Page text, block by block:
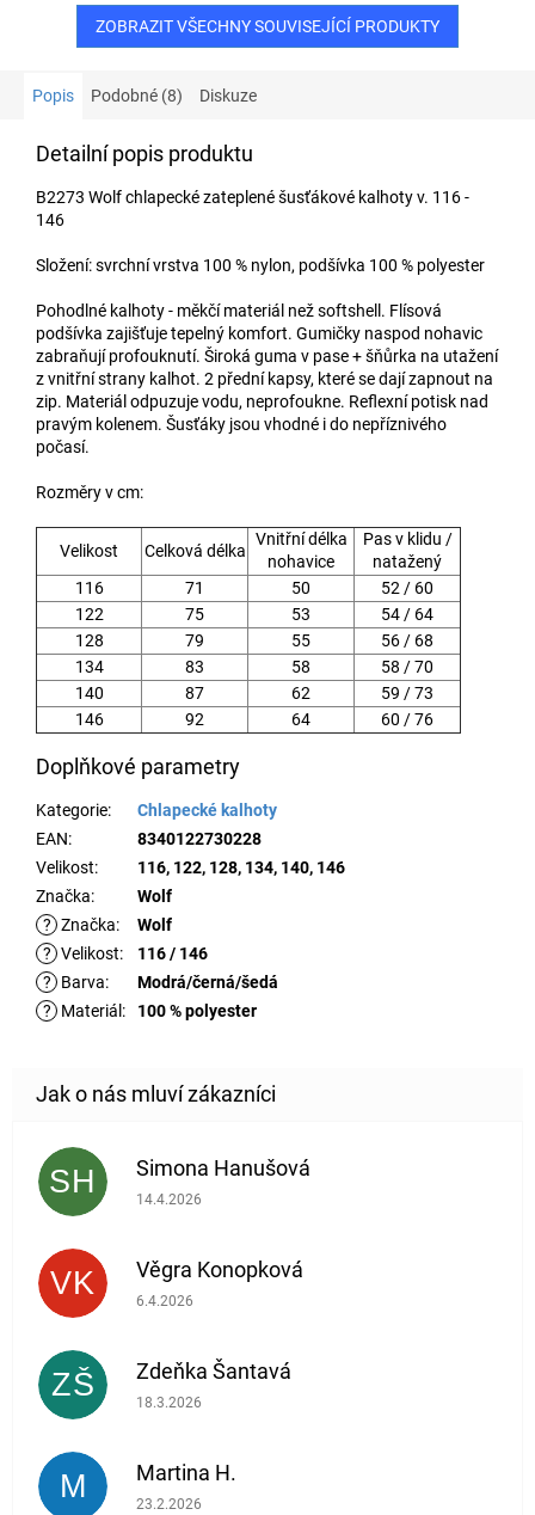
ZOBRAZIT VŠECHNY SOUVISEJÍCÍ PRODUKTY
Popis Podobné (8) Diskuze
Detailní popis produktu
B2273 Wolf chlapecké zateplené šusťákové kalhoty v. 116 -
146
Složení: svrchní vrstva 100 % nylon, podšívka 100 % polyester
Pohodlné kalhoty - měkčí materiál než softshell. Flísová
podšívka zajišťuje tepelný komfort. Gumičky naspod nohavic
zabraňují profouknutí. Široká guma v pase + šňůrka na utažení
z vnitřní strany kalhot. 2 přední kapsy, které se dají zapnout na
zip. Materiál odpuzuje vodu, neprofoukne. Reflexní potisk nad
pravým kolenem. Šusťáky jsou vhodné i do nepříznivého
počasí.
Rozměry v cm:
Velikost Celková délka
Vnitřní délka
nohavice
Pas v klidu /
natažený
116
71 50
52 / 60
122
75 53
54 / 64
128
79 55
56 / 68
134
83 58
58 / 70
140
87 62
59 / 73
146
92 64 60 / 76
Doplňkové parametry
Kategorie:
Chlapecké kalhoty
EAN:
8340122730228
Velikost:
116, 122, 128, 134, 140, 146
Značka:
Wolf
? Značka:
Wolf
? Velikost:
116 / 146
?
Barva:
Modrá/černá/šedá
?
Materiál : 100 % polyester
SH Simona Hanušová
Hodnocení obchodu je 5 z 5 hvězdiček.
14.4.2026
VK Věgra Konopková
Hodnocení obchodu je 5 z 5 hvězdiček.
6.4.2026
ZŠ Zdeňka Šantavá
Hodnocení obchodu je 5 z 5 hvězdiček.
18.3.2026
M Martina H.
Hodnocení obchodu je 5 z 5 hvězdiček.
23.2.2026